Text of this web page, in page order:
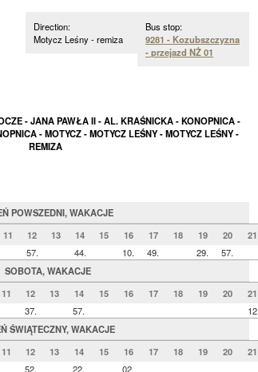
Bus stop:
9281 - Kozubszczyzna
- przejazd NŻ 01
Direction:
Motycz Leśny - remiza
- JANA PAWŁA II - AL. KRAŚNICKA - KONOPNICA -
- MOTYCZ - MOTYCZ LEŚNY - MOTYCZ LEŚNY -
REMIZA
POWSZEDNI, WAKACJE
11 12 13 14 15 16 17 18 19 20
21
57. 44. 10. 49. 29.
57.
SOBOTA, WAKACJE
11 12 13 14 15 16 17 18 19 20
21
37. 57.
12
ŚWIĄTECZNY, WAKACJE
11 12 13 14 15 16 17 18 19 20
21
52. 22. 02.